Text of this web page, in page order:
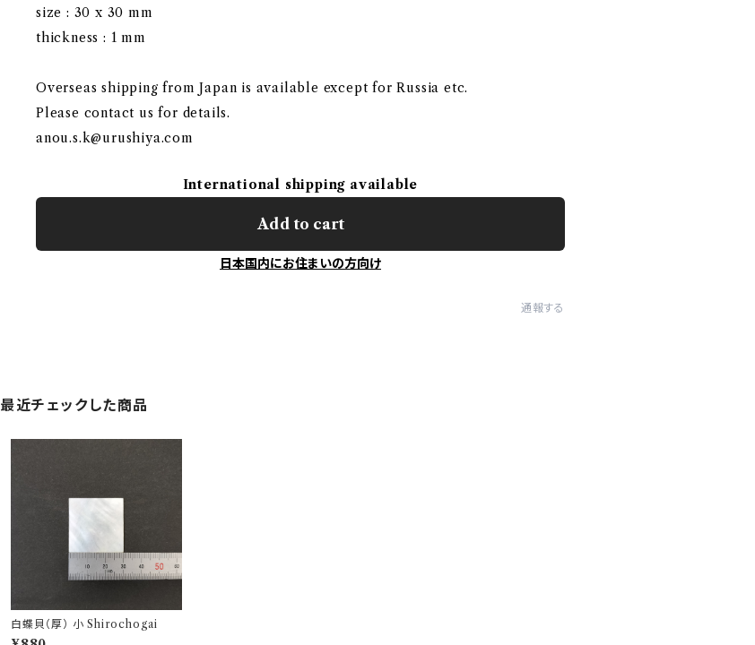
size : 30 x 30 mm
thickness : 1 mm
Overseas shipping from Japan is available except for Russia etc.
Please contact us for details.
anou.s.k@urushiya.com
International shipping available
Add to cart
日本国内にお住まいの方向け
通報する
最近チェックした商品
白蝶貝（厚） 小 Shirochogai